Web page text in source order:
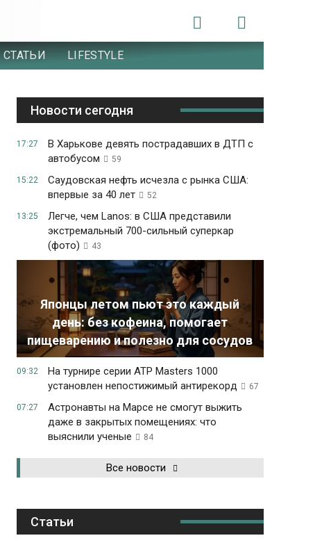
СТАТЬИ LIFESTYLE
Новости сегодня
17:27
В Харькове девять пострадавших в ДТП с
автобусом
59
15:22
Саудовская нефть исчезла с рынка США:
впервые за 40 лет
52
13:25
Легче, чем Lanos: в США представили
экстремальный 700-сильный суперкар
(фото)
43
Японцы летом пьют это каждый
день: без кофеина, помогает
пищеварению и полезно для сосудов
09:32
На турнире серии ATP Masters 1000
установлен непостижимый антирекорд
67
07:27
Астронавты на Марсе не смогут выжить
даже в закрытых помещениях: что
выяснили ученые
84
Все новости
Статьи